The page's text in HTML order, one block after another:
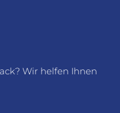
Wir helfen Ihnen